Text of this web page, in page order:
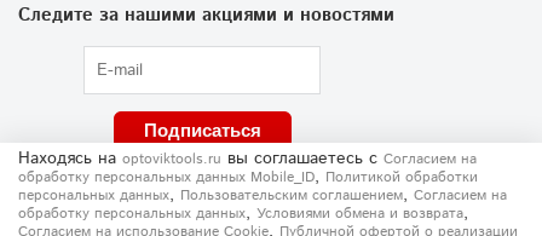
Следите за нашими акциями и новостями
Подписаться
Находясь на optoviktools.ru вы соглашаетесь с Согласием на
обработку персональных данных Mobile_ID, Политикой обработки
персональных данных, Пользовательским соглашением, Согласием на
обработку персональных данных, Условиями обмена и возврата,
Согласием на использование Сookie, Публичной офертой о реализации